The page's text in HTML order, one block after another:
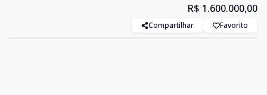
R$ 1.600.000,00
Compartilhar Favorito